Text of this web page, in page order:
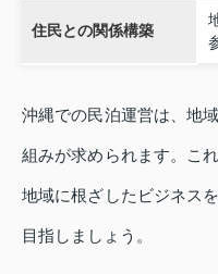
住民との関係構築
沖縄での民泊運営は、地
組みが求められます。こ
地域に根ざしたビジネス
目指しましょう。